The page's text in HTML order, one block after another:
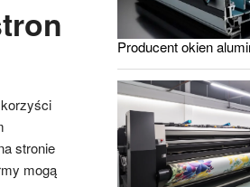
stronie
mogą
Producent okien